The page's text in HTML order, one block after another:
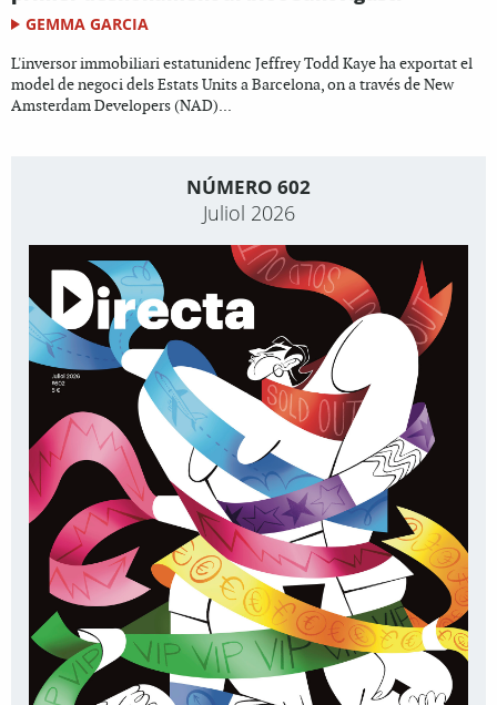
GEMMA GARCIA
L'inversor immobiliari estatunidenc Jeffrey Todd Kaye ha exportat el
model de negoci dels Estats Units a Barcelona, on a través de New
Amsterdam Developers (NAD)...
NÚMERO 602
Juliol 2026